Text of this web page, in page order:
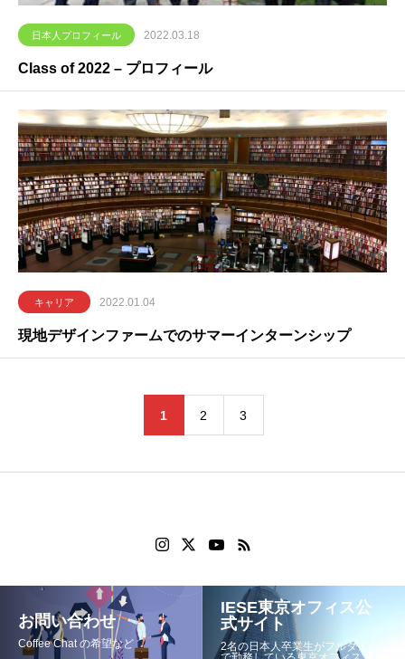
日本人プロフィール 2022.03.18
Class of 2022 – プロフィール
キャリア 2022.01.04
現地デザインファームでのサマーインターンシップ
1 2 3
お問い合わせ
Coffee Chat の希望など
IESE東京オフィス公
式サイト
2名の日本人卒業生がフルタイム